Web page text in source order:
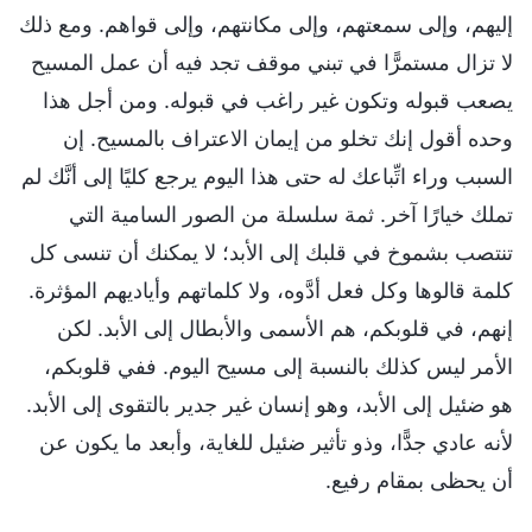
إليهم، وإلى سمعتهم، وإلى مكانتهم، وإلى قواهم. ومع ذلك
لا تزال مستمرًّا في تبني موقف تجد فيه أن عمل المسيح
يصعب قبوله وتكون غير راغب في قبوله. ومن أجل هذا
وحده أقول إنك تخلو من إيمان الاعتراف بالمسيح. إن
السبب وراء اتِّباعك له حتى هذا اليوم يرجع كليًا إلى أنَّك لم
تملك خيارًا آخر. ثمة سلسلة من الصور السامية التي
تنتصب بشموخ في قلبك إلى الأبد؛ لا يمكنك أن تنسى كل
كلمة قالوها وكل فعل أدَّوه، ولا كلماتهم وأياديهم المؤثرة.
إنهم، في قلوبكم، هم الأسمى والأبطال إلى الأبد. لكن
الأمر ليس كذلك بالنسبة إلى مسيح اليوم. ففي قلوبكم،
هو ضئيل إلى الأبد، وهو إنسان غير جدير بالتقوى إلى الأبد.
لأنه عادي جدًّا، وذو تأثير ضئيل للغاية، وأبعد ما يكون عن
أن يحظى بمقام رفيع.